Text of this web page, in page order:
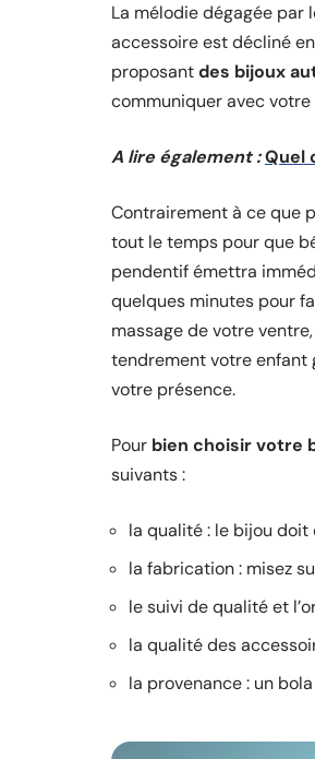
La mélodie dégagée
accessoire est décliné
proposantdes bijoux
communiquer avec votre
A lire également :Quel
Contrairement à ce que
tout le temps pour que
pendentif émettra
quelques minutes pour
massage de votre
tendrement votre enfant
votre présence.
Pour bien choisir votre
suivants :
la qualité : le bijou
la fabrication : misez
le suivi de qualité et
la qualité des
la provenance : un